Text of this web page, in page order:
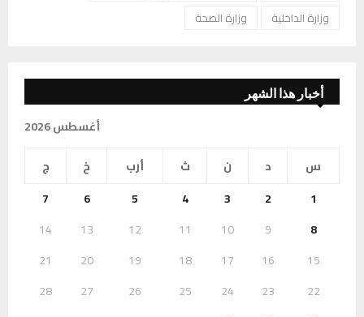
وزارة الداخلية
وزارة الصحة
أخبار هذا الشهر
أغسطس 2026
س
د ن ث أرب خ
ج
1
2
3
4
5
6
7
8
9
10
11
12
13
14
15
16
17
18
19
20
21
22
23
24
25
26
27
28